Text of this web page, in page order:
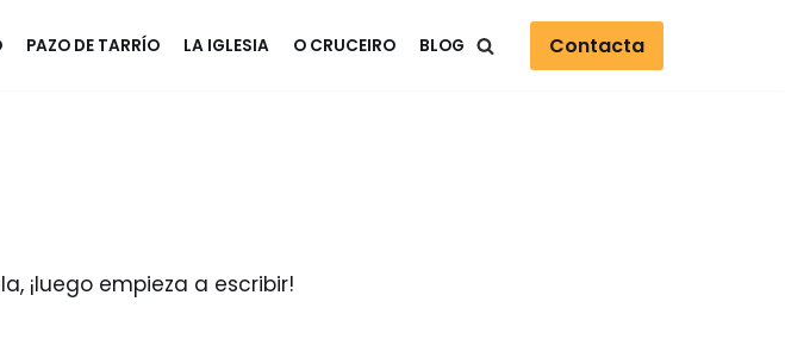
PAZO DE TARRÍO LA IGLESIA O CRUCEIRO BLOG Contacta
¡luego empieza a escribir!